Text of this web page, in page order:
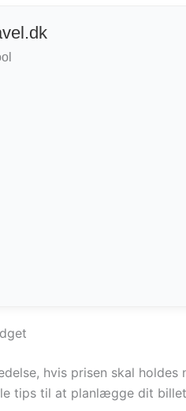
hvis prisen skal holdes
tips til at planlægge dit